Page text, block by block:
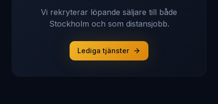
Vi rekryterar löpande säljare till både
Stockholm och som distansjobb.
Lediga tjänster